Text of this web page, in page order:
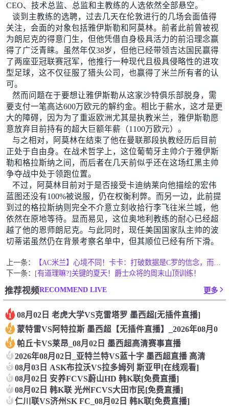
CEO、技术总监、总监和主教练的人选依然全部悬空。
谈到主教练的选聘，过去几天在伦敦进行的几场会面值得
关注，会面的对象包括雅伊斯勒和阿莫林。前者此前曾被视
为朗尼克的得意门生，但他凭借自身极具活力的前沿理念赢
得了广泛青睐。虽然年仅38岁，但他已经带领吉达国民赢得
了两座亚冠联赛冠军，他推行一种现代且极具侵略性的进攻
型足球，这不仅征服了猎头公司，也赢得了米兰所有者的认
可。
然而问题在于要想让雅伊斯勒从这家沙特俱乐部脱身，需
要支付一笔高达600万欧元的解约金。相比于薪水，这才是更
大的障碍，因为为了重返欧洲尤其是执教米兰，雅伊斯勒愿
意放弃目前持有的超大巨额年薪（1100万欧元）。
与之相对，阿莫林在结束了他在曼联那段执教经历后目前
正处于自由身。在战术哲学上，这位葡萄牙主帅介于雅伊斯
勒和格拉斯纳之间，而后者在几天前似乎还在这场红黑主帅
争夺战中处于领跑位置。
不过，阿莫林目前对于是否接受卡迪纳莱向他描绘的宏伟
蓝图还没有100%被说服，仍在权衡利弊。而另一边，此前提
到过的格拉斯纳则完全不介意立刻收拾行李飞往米兰城，他
依然在原地等待。显而易见，这位奥地利教练的耐心已经超
越了他的恩师朗尼克。与此同时，现任美国国家队主帅的波
切蒂诺虽然仍在背景考察名单中，但其顺位已经有所下滑。
上一条：
下一条： [有道理嘛?]关键的夏天！爵士众将的周末山顶训练！
推荐视频RECOMMEND LIVE 更多
1 08月02日 老虎大学VS克雷塔罗 墨西超[无插件直播]
2 蒙特雷VS阿特拉斯 墨西超【无插件直播】_2026年08月0
3 帕丘卡VS莱昂_08月02日 墨西超高清赛事直播
4 2026年08月02日_亚特兰特VS蓝十字 墨西超直播 高清
5 08月03日 ASK布拉沃VS拉多姆列 斯亚甲[在线观看]
6 08月02日 安养FCVS蔚山HD 韩K联[免费直播]
7 08月02日 韩K联 光州FCVS大田市民[免费直播]
8 仁川联VS济州SK FC_08月02日 韩K联[免费直播]